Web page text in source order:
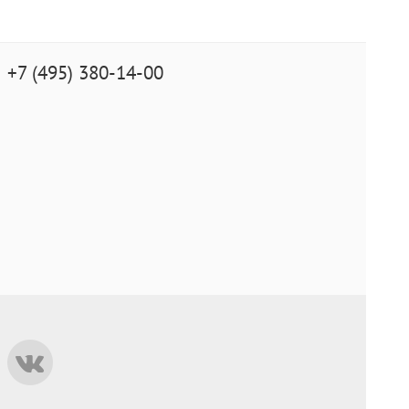
+7 (495) 380-14-00